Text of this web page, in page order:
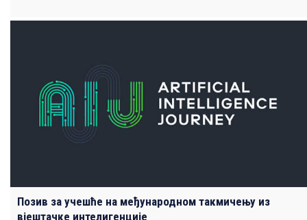
Позив за учешће на међународном такмичењу из
вјештачке интелигенције